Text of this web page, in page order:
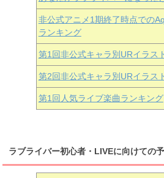
非公式アニメ1期終了時点での
ランキング
第1回非公式キャラ別URイラス
第2回非公式キャラ別URイラス
第1回人気ライブ楽曲ランキング
ラブライバー初心者・LIVEに向けての